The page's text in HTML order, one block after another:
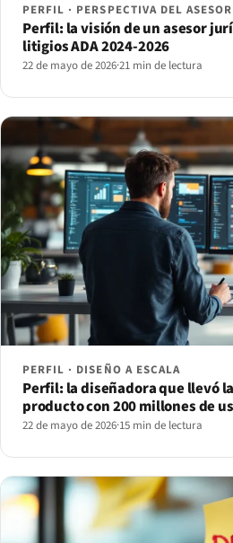
PERFIL · PERSPECTIVA DEL
Perfil: la visión de un asesor
litigios ADA 2024-2026
22 de mayo de 2026·21 min de lectura
PERFIL · DISEÑO A ESCALA
Perfil: la diseñadora que llevó
producto con 200 millones de
22 de mayo de 2026·15 min de lectura